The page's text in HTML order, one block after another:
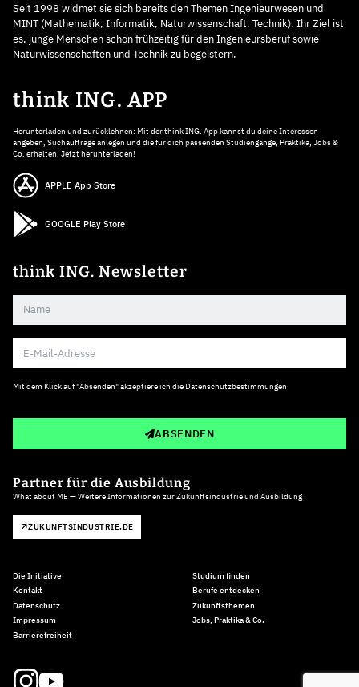
Seit 1998 widmet sie sich bereits den Themen Ingenieurwesen und
MINT (Mathematik, Informatik, Naturwissenschaft, Technik). Ihr Ziel ist
es, junge Menschen schon frühzeitig für den Ingenieursberuf sowie
Naturwissenschaften und Technik zu begeistern.
think ING. APP
Herunterladen und zurücklehnen: Mit der think ING. App kannst du deine Interessen
angeben, Suchaufträge anlegen und die für dich passenden Studiengänge, Praktika, Jobs &
Co. erhalten. Jetzt herunterladen!
APPLE App Store
GOOGLE Play Store
think ING. Newsletter
Mit dem Klick auf "Absenden" akzeptiere ich die Datenschutzbestimmungen
ABSENDEN
Partner für die Ausbildung
What about ME — Weitere Informationen zur Zukunftsindustrie und Ausbildung
ZUKUNFTSINDUSTRIE.DE
Die Initiative
Kontakt
Datenschutz
Impressum
Barrierefreiheit
Studium finden
Berufe entdecken
Zukunftsthemen
Jobs, Praktika & Co.